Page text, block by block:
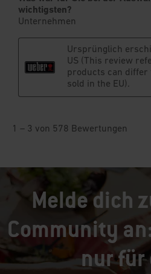
Melde dich
Community
nur für